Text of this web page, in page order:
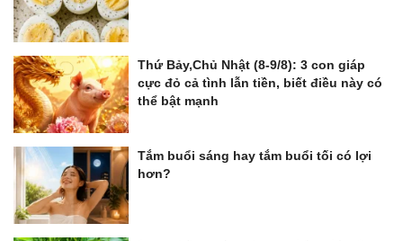
Thứ Bảy,Chủ Nhật (8-9/8): 3 con giáp
cực đỏ cả tình lẫn tiền, biết điều này có
thể bật mạnh
Tắm buổi sáng hay tắm buổi tối có lợi
hơn?